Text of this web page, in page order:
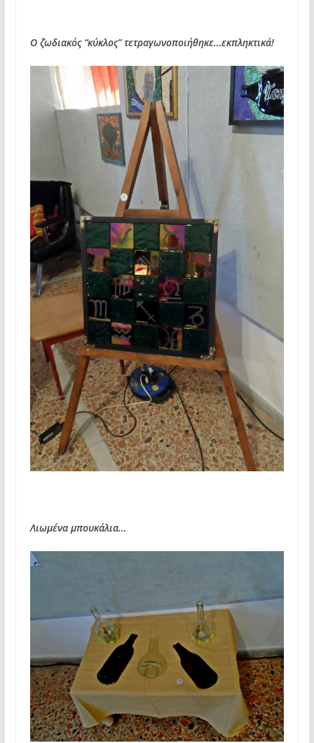
Ο ζωδιακός “κύκλος” τετραγωνοποιήθηκε…εκπληκτικά!
Λιωμένα μπουκάλια…